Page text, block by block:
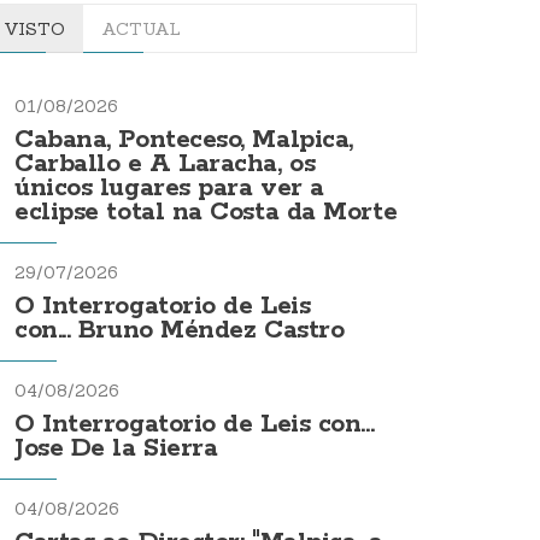
VISTO ACTUAL
01/08/2026
Cabana, Ponteceso, Malpica,
Carballo e A Laracha, os
únicos lugares para ver a
eclipse total na Costa da Morte
29/07/2026
O Interrogatorio de Leis
con... Bruno Méndez Castro
04/08/2026
O Interrogatorio de Leis con...
Jose De la Sierra
04/08/2026